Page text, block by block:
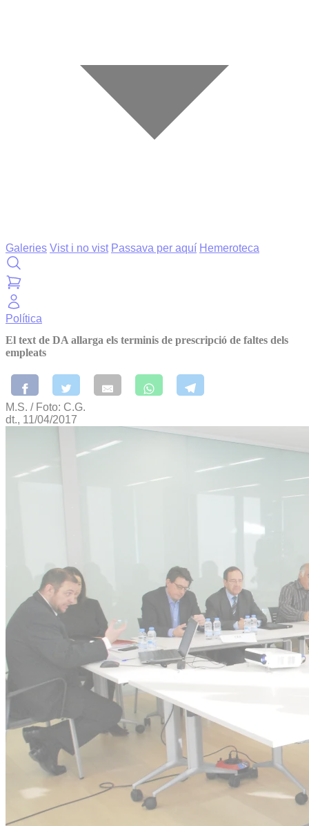
Galeries Vist i no vist Passava per aquí Hemeroteca
Política
El text de DA allarga els terminis de prescripció de faltes dels
empleats
M.S. / Foto: C.G.
dt., 11/04/2017